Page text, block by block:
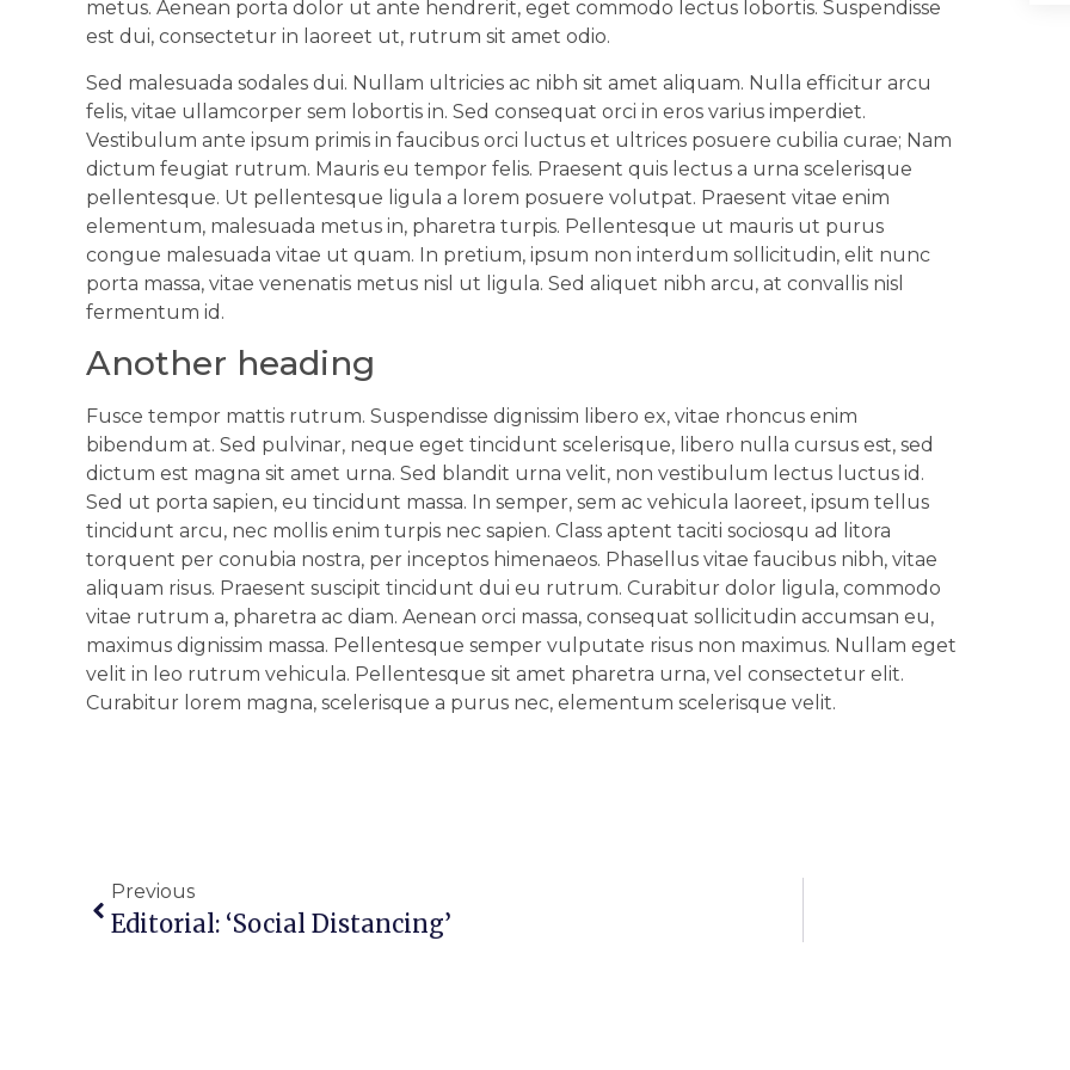
metus. Aenean porta dolor ut ante hendrerit, eget commodo lectus lobortis. Suspendisse
est dui, consectetur in laoreet ut, rutrum sit amet odio.
Sed malesuada sodales dui. Nullam ultricies ac nibh sit amet aliquam. Nulla efficitur arcu
felis, vitae ullamcorper sem lobortis in. Sed consequat orci in eros varius imperdiet.
Vestibulum ante ipsum primis in faucibus orci luctus et ultrices posuere cubilia curae; Nam
dictum feugiat rutrum. Mauris eu tempor felis. Praesent quis lectus a urna scelerisque
pellentesque. Ut pellentesque ligula a lorem posuere volutpat. Praesent vitae enim
elementum, malesuada metus in, pharetra turpis. Pellentesque ut mauris ut purus
congue malesuada vitae ut quam. In pretium, ipsum non interdum sollicitudin, elit nunc
porta massa, vitae venenatis metus nisl ut ligula. Sed aliquet nibh arcu, at convallis nisl
fermentum id.
Another heading
Fusce tempor mattis rutrum. Suspendisse dignissim libero ex, vitae rhoncus enim
bibendum at. Sed pulvinar, neque eget tincidunt scelerisque, libero nulla cursus est, sed
dictum est magna sit amet urna. Sed blandit urna velit, non vestibulum lectus luctus id.
Sed ut porta sapien, eu tincidunt massa. In semper, sem ac vehicula laoreet, ipsum tellus
tincidunt arcu, nec mollis enim turpis nec sapien. Class aptent taciti sociosqu ad litora
torquent per conubia nostra, per inceptos himenaeos. Phasellus vitae faucibus nibh, vitae
aliquam risus. Praesent suscipit tincidunt dui eu rutrum. Curabitur dolor ligula, commodo
vitae rutrum a, pharetra ac diam. Aenean orci massa, consequat sollicitudin accumsan eu,
maximus dignissim massa. Pellentesque semper vulputate risus non maximus. Nullam eget
velit in leo rutrum vehicula. Pellentesque sit amet pharetra urna, vel consectetur elit.
Curabitur lorem magna, scelerisque a purus nec, elementum scelerisque velit.
Previous
Editorial: ‘Social Distancing’